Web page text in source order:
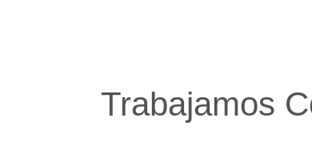
Trabajamos